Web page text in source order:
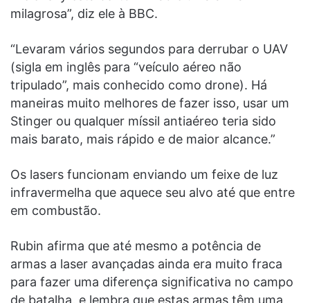
milagrosa”, diz ele à BBC.
“Levaram vários segundos para derrubar o UAV
(sigla em inglês para “veículo aéreo não
tripulado”, mais conhecido como drone). Há
maneiras muito melhores de fazer isso, usar um
Stinger ou qualquer míssil antiaéreo teria sido
mais barato, mais rápido e de maior alcance.”
Os lasers funcionam enviando um feixe de luz
infravermelha que aquece seu alvo até que entre
em combustão.
Rubin afirma que até mesmo a potência de
armas a laser avançadas ainda era muito fraca
para fazer uma diferença significativa no campo